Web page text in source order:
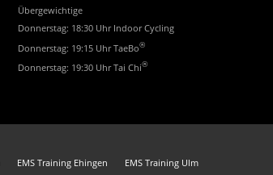
Übergewichtige
Donnerstag: 18:30 Uhr Indoor Cycling
Donnerstag: 19:15 Uhr TaeBo®
Donnerstag: 19:30 Uhr Tai Chi®
EMS Training Ehingen EMS Training Ulm